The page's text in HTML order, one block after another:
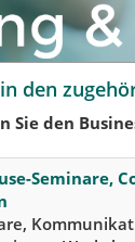
den
den
Seminare,